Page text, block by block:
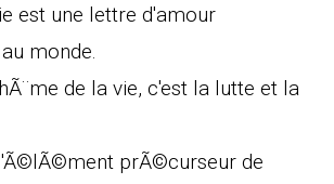
est une lettre d'amour
monde.
de la vie, c'est la lutte et la
prÃ©curseur de